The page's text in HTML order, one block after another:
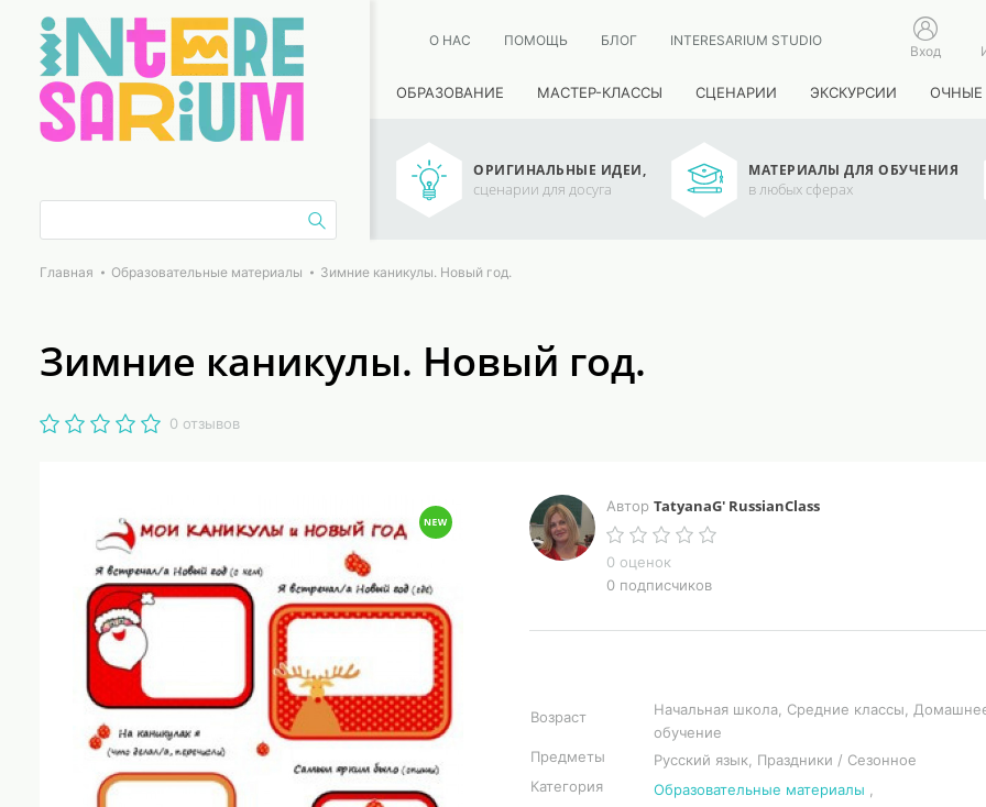
О НАС ПОМОЩЬ БЛОГ INTERESARIUM STUDIO
Вход
ОБРАЗОВАНИЕ МАСТЕР-КЛАССЫ СЦЕНАРИИ ЭКСКУРСИИ ОЧНЫЕ
ОРИГИНАЛЬНЫЕ ИДЕИ,
сценарии для досуга
МАТЕРИАЛЫ ДЛЯ ОБУЧЕНИЯ
в любых сферах
Главная Образовательные материалы Зимние каникулы. Новый год.
Зимние каникулы. Новый год.
0 отзывов
Автор TatyanaG' RussianClass
0 оценок
0 подписчиков
Возраст
Начальная школа, Средние классы,
обучение
Предметы
Русский язык, Праздники / Сезонное
Категория
Образовательные материалы